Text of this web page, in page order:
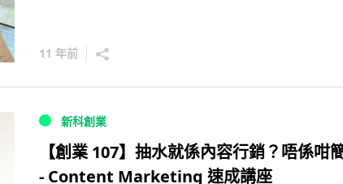
11 年前
新科創業
【創業 107】抽水就係內容行銷？唔係咁
- Content Marketing 速成講座